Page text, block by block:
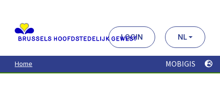
contenu
principal
LOGIN NL
Home MOBIGIS